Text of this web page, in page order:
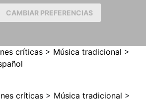
CAMBIAR PREFERENCIAS
críticas > Música tradicional >
críticas > Música tradicional >